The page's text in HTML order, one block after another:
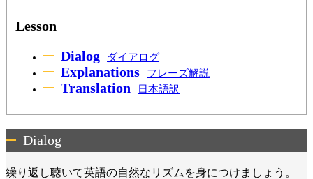
Lesson
Dialog
ダイアログ
Explanations フレーズ解説
Translation 日本語訳
Dialog
繰り返し聴いて英語の自然なリズムを身につけましょう。